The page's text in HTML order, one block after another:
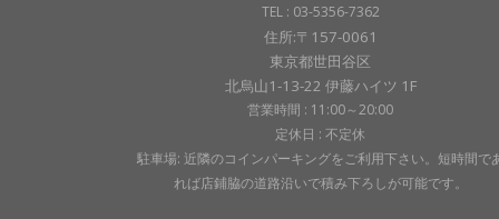
TEL : 03-5356-7362
住所:〒157-0061
東京都世田谷区
北烏山1-13-22 伊藤ハイツ 1F
営業時間 : 11:00～20:00
定休日 : 不定休
駐車場: 近隣のコインパーキングをご利用下さい。短時間で
れば店鋪脇の道路沿いで積み下ろしが可能です。